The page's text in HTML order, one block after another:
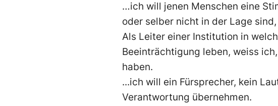
…ich will jenen Menschen eine
oder selber nicht in der Lage
Als Leiter einer Institution in
Beeinträchtigung leben, weiss
haben.
...ich will ein Fürsprecher, kein
Verantwortung übernehmen.